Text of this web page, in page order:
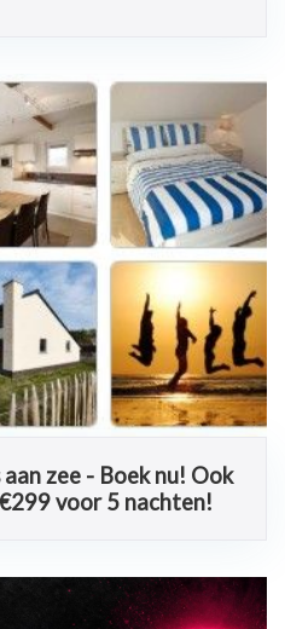
zee - Boek nu! Ook
voor 5 nachten!